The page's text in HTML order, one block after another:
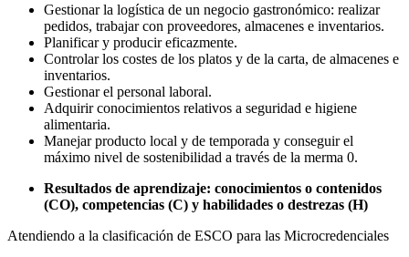
Gestionar la logística de un negocio gastronómico: realizar
pedidos, trabajar con proveedores, almacenes e inventarios.
Planificar y producir eficazmente.
Controlar los costes de los platos y de la carta, de almacenes e
inventarios.
Gestionar el personal laboral.
Adquirir conocimientos relativos a seguridad e higiene
alimentaria.
Manejar producto local y de temporada y conseguir el
máximo nivel de sostenibilidad a través de la merma 0.
Resultados de aprendizaje: conocimientos o contenidos
(CO), competencias (C) y habilidades o destrezas (H)
Atendiendo a la clasificación de ESCO para las Microcredenciales